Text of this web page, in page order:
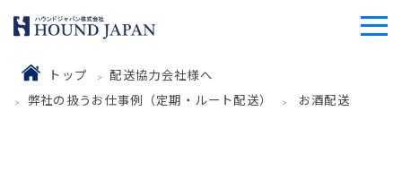
トップ
配送協力会社様へ
弊社の扱うお仕事例（定期・ルート配送）
お酒配送